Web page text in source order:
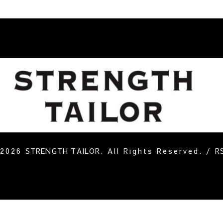
STRENGTH TAILOR. All Rights Reserved. /